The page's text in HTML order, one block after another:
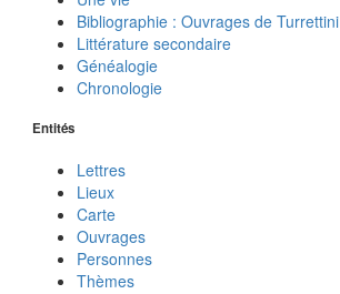
Bibliographie : Ouvrages de Turrettini
Littérature secondaire
Généalogie
Chronologie
Entités
Lettres
Lieux
Carte
Ouvrages
Personnes
Thèmes